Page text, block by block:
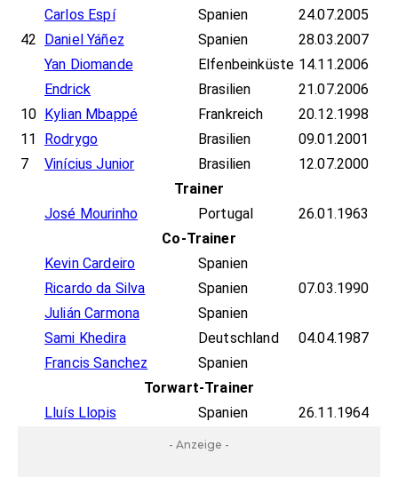
Carlos Espí
Spanien
24.07.2005
42
Daniel Yáñez Spanien
28.03.2007
Yan Diomande
Elfenbeinküste 14.11.2006
Endrick
Brasilien
21.07.2006
10
Kylian Mbappé Frankreich
20.12.1998
11
Rodrygo Brasilien
09.01.2001
7
Vinícius Junior Brasilien
12.07.2000
Trainer
José Mourinho
Portugal
26.01.1963
Co-Trainer
Kevin Cardeiro
Spanien
Ricardo da Silva
Spanien
07.03.1990
Julián Carmona
Spanien
Sami Khedira
Deutschland
04.04.1987
Francis Sanchez
Spanien
Torwart-Trainer
Lluís Llopis
Spanien 26.11.1964
- Anzeige -